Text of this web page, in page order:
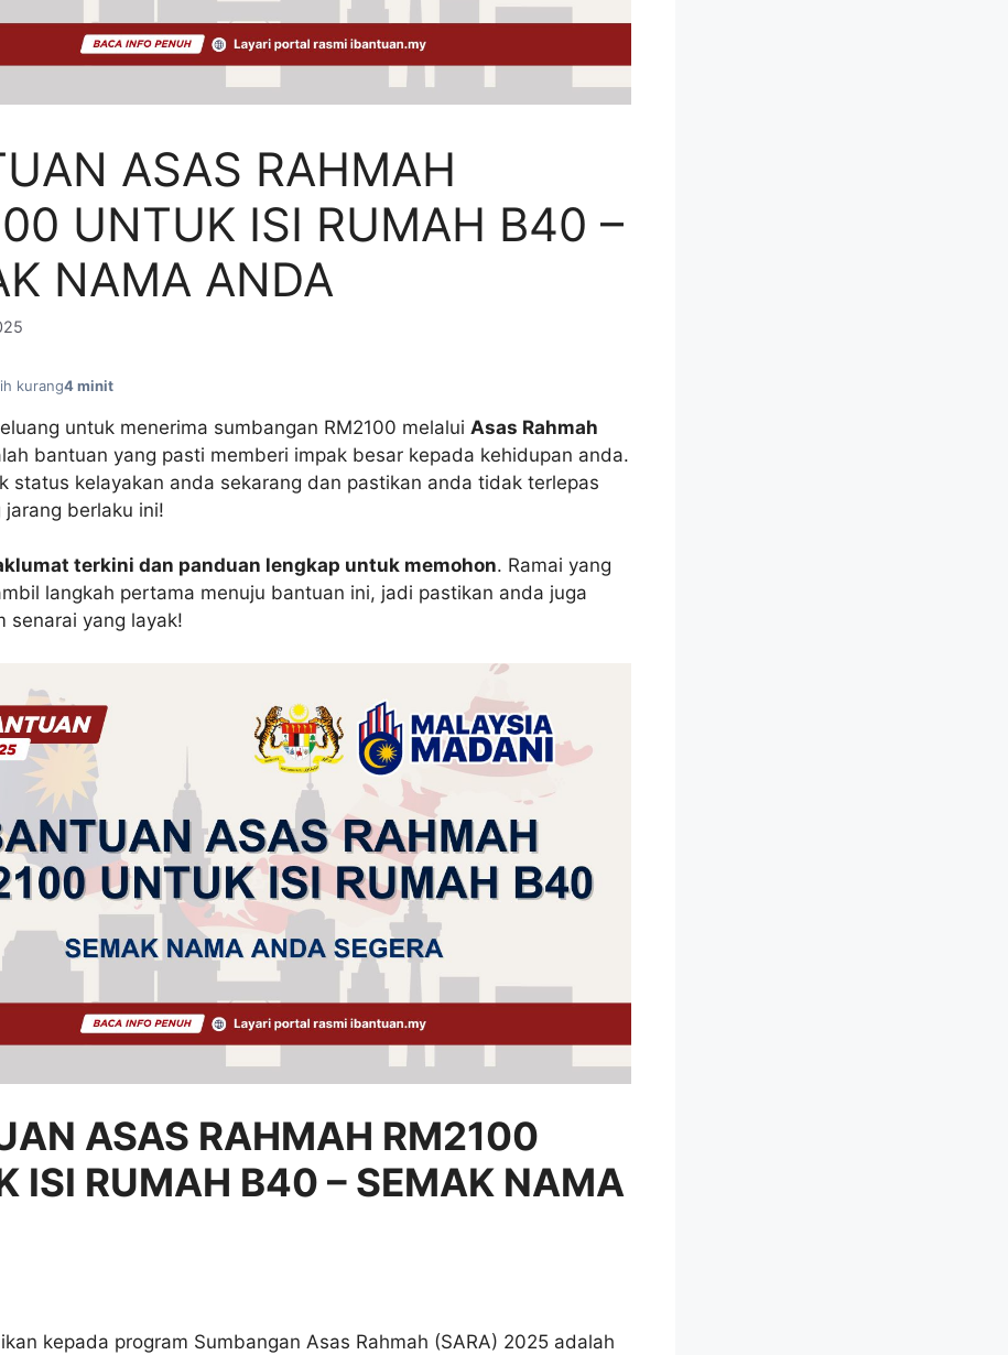
ASAS RAHMAH
UNTUK ISI RUMAH B40 –
NAMA ANDA
kurang4 minit
untuk menerima sumbangan RM2100 melalui Asas Rahmah
bantuan yang pasti memberi impak besar kepada kehidupan anda.
status kelayakan anda sekarang dan pastikan anda tidak terlepas
jarang berlaku ini!
terkini dan panduan lengkap untuk memohon. Ramai yang
langkah pertama menuju bantuan ini, jadi pastikan anda juga
senarai yang layak!
ASAS RAHMAH RM2100
ISI RUMAH B40 – SEMAK NAMA
kepada program Sumbangan Asas Rahmah (SARA) 2025 adalah